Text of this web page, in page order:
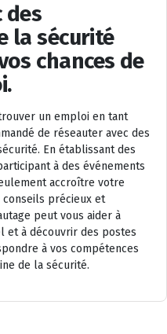
des
la sécurité
chances de
un emploi en tant
de réseauter avec des
En établissant des
à des événements
accroître votre
conseils précieux et
peut vous aider à
à découvrir des postes
à vos compétences
de la sécurité.